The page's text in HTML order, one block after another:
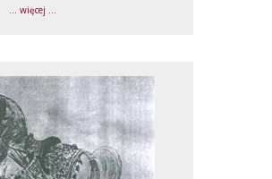
... więcej ...